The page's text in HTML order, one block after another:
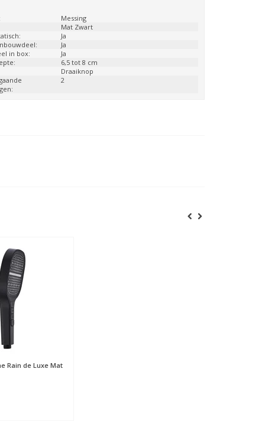
Messing
Mat Zwart
Ja
Ja
in box:
Ja
6,5 tot 8 cm
Draaiknop
2
Rain de Luxe Mat